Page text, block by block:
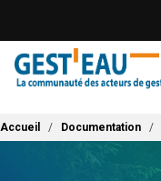
contenu
principal
Fil d'Ariane
Accueil Documentation